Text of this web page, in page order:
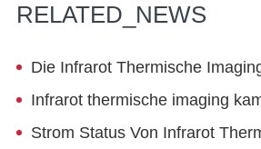
RELATED_NEWS
Die Infrarot Thermische Imaging Kamera Können
Infrarot thermische imaging
Strom Status Von Infrarot Thermische Imaging